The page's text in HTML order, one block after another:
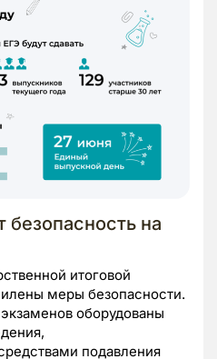
безопасность на
итоговой
меры безопасности.
оборудованы
подавления